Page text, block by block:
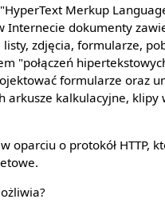
Merkup
Internecie dokumenty
zdjęcia, formularze,
"połączeń
formularze oraz
arkusze kalkulacyjne, klipy
w oparciu o protokół HTTP,